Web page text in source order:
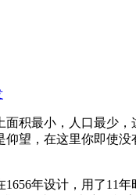
积最小，人口最少
望，在这里你即使
年设计，用了11